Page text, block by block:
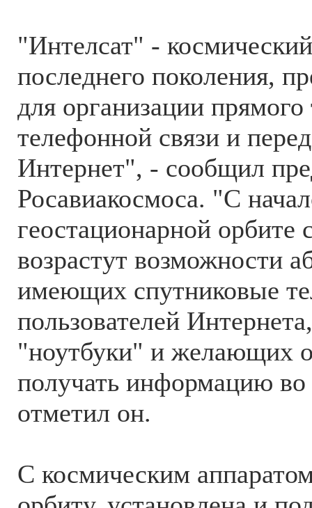
"Интелсат" -
последнего поколения,
для организации
телефонной связи и
Интернет", - сообщил
Росавиакосмоса. "С
геостационарной орбите
возрастут возможности
имеющих спутниковые
пользователей
"ноутбуки" и желающих
получать информацию во
отметил он.
С космическим